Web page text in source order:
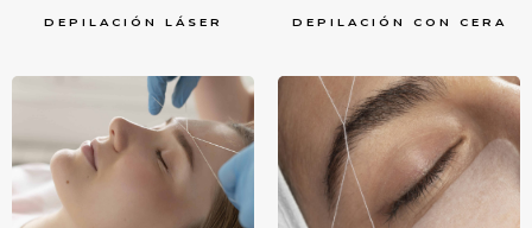
DEPILACIÓN LÁSER DEPILACIÓN CON CERA